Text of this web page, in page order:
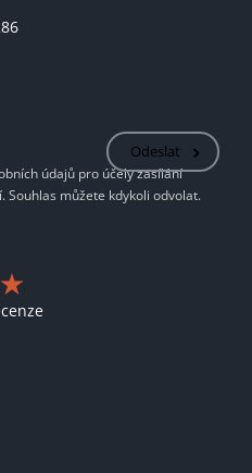
Odeslat
údajů pro účely zasílání
Souhlas můžete kdykoli odvolat.